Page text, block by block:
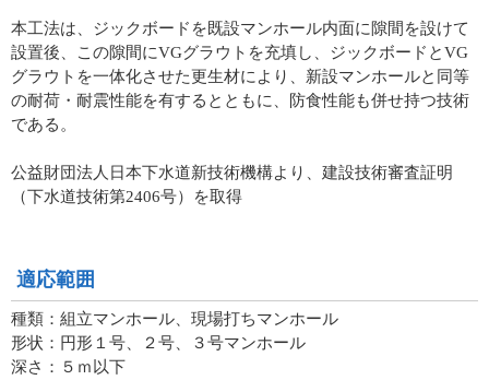
本工法は、ジックボードを既設マンホール内面に隙間を設けて
設置後、この隙間にVGグラウトを充填し、ジックボードとVG
グラウトを一体化させた更生材により、新設マンホールと同等
の耐荷・耐震性能を有するとともに、防食性能も併せ持つ技術
である。
公益財団法人日本下水道新技術機構より、建設技術審査証明
（下水道技術第2406号）を取得
適応範囲
種類：組立マンホール、現場打ちマンホール
形状：円形１号、２号、３号マンホール
深さ：５ｍ以下